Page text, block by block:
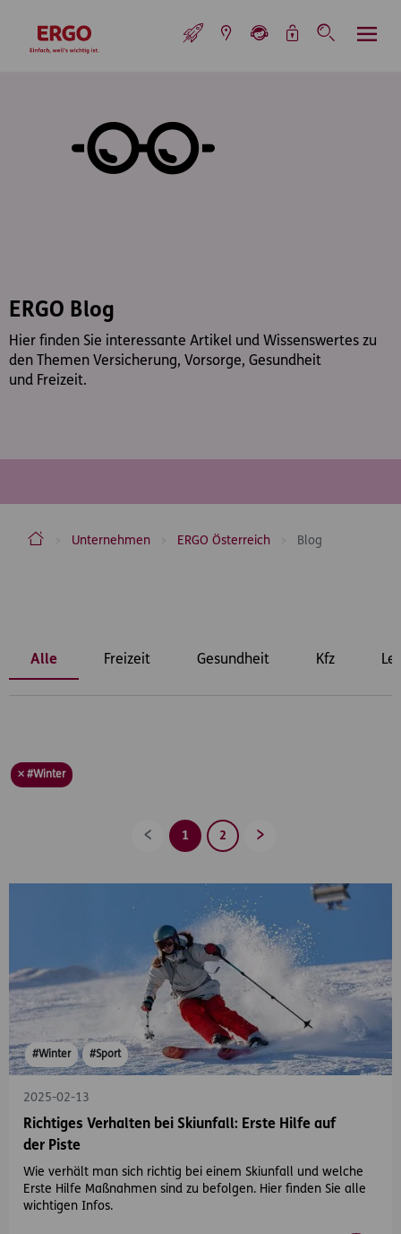
zur Startseite
ERGO Blog
Hier finden Sie interessante Artikel und Wissenswertes zu
den Themen Versicherung, Vorsorge, Gesundheit
und Freizeit.
ERGO Versicherung Aktiengesellschaft
Unternehmen ERGO Österreich Blog
Alle Freizeit Gesundheit Kfz
× #Winter
Zurück1 2 Vorwärts
#Winter #Sport
2025-02-13
Richtiges Verhalten bei Skiunfall: Erste Hilfe auf
der Piste
Wie verhält man sich richtig bei einem Skiunfall und welche
Erste Hilfe Maßnahmen sind zu befolgen. Hier finden Sie alle
wichtigen Infos.